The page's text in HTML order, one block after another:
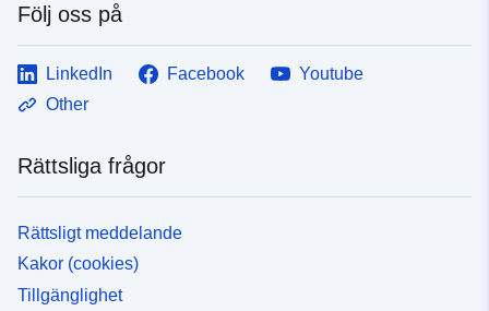
Följ oss på
LinkedIn Facebook
Youtube
Other
Rättsliga frågor
Rättsligt meddelande
Kakor (cookies)
Tillgänglighet